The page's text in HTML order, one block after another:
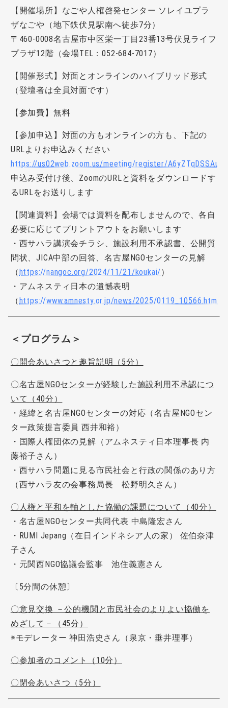
【開催場所】なごや人権啓発センター ソレイユプラ
ザなごや（地下鉄伏見駅南へ徒歩7分）
〒460-0008名古屋市中区栄一丁目23番13号伏見ライフ
プラザ12階（会場TEL：052-684-7017）
【開催形式】対面とオンラインのハイブリッド形式
（登壇者は全員対面です）
【参加費】無料
【参加申込】対面の方もオンラインの方も、下記の
URLよりお申込みください
https://us02web.zoom.us/meeting/register/
申込み受付け後、ZoomのURLと資料をダウンロードす
るURLをお送りします
【関連資料】会場では資料を配布しませんので、各自
必要に応じてプリントアウトをお願いします
・西サハラ講演会チラシ、施設利用不承認書、公開質
問状、JICA中部の回答、名古屋NGOセンターの見解
（https://nangoc.org/2024/11/21/koukai/）
・アムネスティ日本の遺憾表明
（https://www.amnesty.or.jp/news/2025/0119_10566.html
＜プログラム＞
〇開会あいさつと趣旨説明（5分）
〇名古屋NGOセンターが経験した施設利用不承認につ
いて（40分）
・経緯と名古屋NGOセンターの対応（名古屋NGOセン
ター政策提言委員 西井和裕）
・国際人権団体の見解（アムネスティ日本理事長 内
藤裕子さん）
・西サハラ問題に見る市民社会と行政の関係のあり方
（西サハラ友の会事務局長 松野明久さん）
〇人権と平和を軸とした協働の課題について（40分）
・名古屋NGOセンター共同代表 中島隆宏さん
・RUMI Jepang（在日インドネシア人の家） 佐伯奈津
子さん
・元関西NGO協議会監事 池住義憲さん
〔5分間の休憩〕
〇意見交換 －公的機関と市民社会のよりよい協働を
めざして－（45分）
※モデレーター 神田浩史さん（泉京・垂井理事）
〇参加者のコメント（10分）
〇閉会あいさつ（5分）